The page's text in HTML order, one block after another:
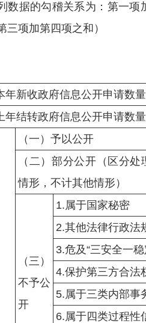
数据的勾稽关系为：第一项
三项加第四项之和）
年新收政府信息公开申请数量
年结转政府信息公开申请数量
（一）予以公开
（二）部分公开 （区分
情形，不计其他情形）
（三）
不予公
开
1.属于国家秘密
2.其他法律行政法
3.危及“三安全一稳
4.保护第三方合法
5.属于三类内部事
6.属于四类过程性